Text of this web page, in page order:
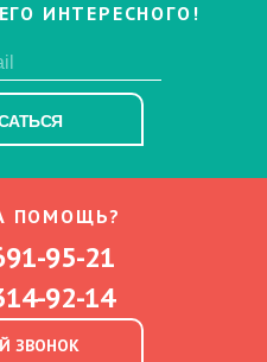
ИНТЕРЕСНОГО!
ПОМОЩЬ?
95-21
92-14
ЗВОНОК